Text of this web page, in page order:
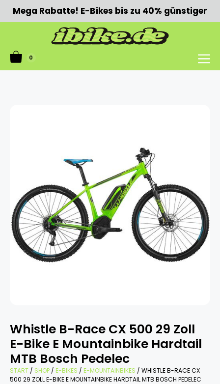
Zum
Inhalt
Mega Rabatte! E-Bikes bis zu 40% günstiger
0
Menü
Whistle B-Race CX 500 29 Zoll
E-Bike E Mountainbike Hardtail
MTB Bosch Pedelec
START / SHOP / E-BIKES / E-MOUNTAINBIKES / WHISTLE B-RACE CX
500 29 ZOLL E-BIKE E MOUNTAINBIKE HARDTAIL MTB BOSCH PEDELEC